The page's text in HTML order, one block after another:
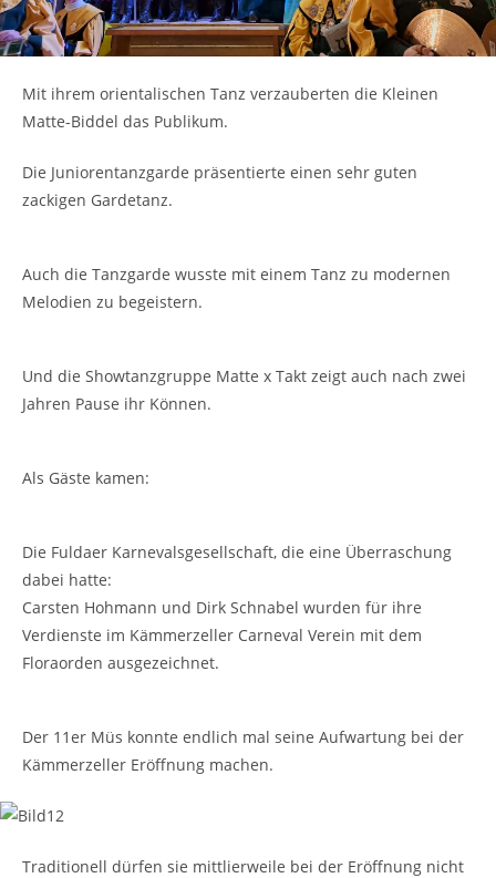
Mit ihrem orientalischen Tanz verzauberten die Kleinen
Matte-Biddel das Publikum.
Die Juniorentanzgarde präsentierte einen sehr guten
zackigen Gardetanz.
Auch die Tanzgarde wusste mit einem Tanz zu modernen
Melodien zu begeistern.
Und die Showtanzgruppe Matte x Takt zeigt auch nach zwei
Jahren Pause ihr Können.
Als Gäste kamen:
Die Fuldaer Karnevalsgesellschaft, die eine Überraschung
dabei hatte:
Carsten Hohmann und Dirk Schnabel wurden für ihre
Verdienste im Kämmerzeller Carneval Verein mit dem
Floraorden ausgezeichnet.
Der 11er Müs konnte endlich mal seine Aufwartung bei der
Kämmerzeller Eröffnung machen.
Traditionell dürfen sie mittlierweile bei der Eröffnung nicht